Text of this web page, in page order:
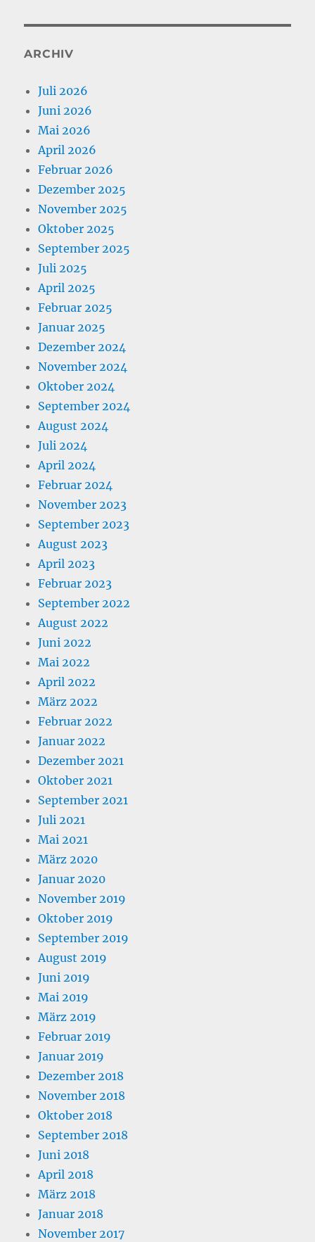
ARCHIV
Juli 2026
Juni 2026
Mai 2026
April 2026
Februar 2026
Dezember 2025
November 2025
Oktober 2025
September 2025
Juli 2025
April 2025
Februar 2025
Januar 2025
Dezember 2024
November 2024
Oktober 2024
September 2024
August 2024
Juli 2024
April 2024
Februar 2024
November 2023
September 2023
August 2023
April 2023
Februar 2023
September 2022
August 2022
Juni 2022
Mai 2022
April 2022
März 2022
Februar 2022
Januar 2022
Dezember 2021
Oktober 2021
September 2021
Juli 2021
Mai 2021
März 2020
Januar 2020
November 2019
Oktober 2019
September 2019
August 2019
Juni 2019
Mai 2019
März 2019
Februar 2019
Januar 2019
Dezember 2018
November 2018
Oktober 2018
September 2018
Juni 2018
April 2018
März 2018
Januar 2018
November 2017